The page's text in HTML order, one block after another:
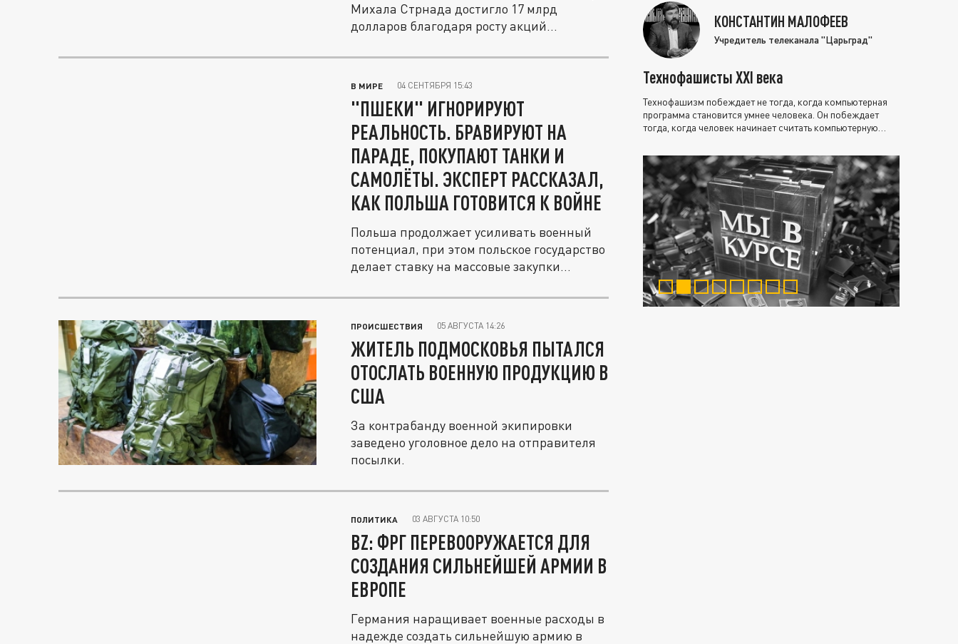
Михала Стрнада достигло 17 млрд
долларов благодаря росту акций...
В МИРЕ 04 СЕНТЯБРЯ 15:43
"ПШЕКИ" ИГНОРИРУЮТ
РЕАЛЬНОСТЬ. БРАВИРУЮТ НА
ПАРАДЕ, ПОКУПАЮТ ТАНКИ И
САМОЛЁТЫ. ЭКСПЕРТ РАССКАЗАЛ,
КАК ПОЛЬША ГОТОВИТСЯ К ВОЙНЕ
Польша продолжает усиливать военный
потенциал, при этом польское государство
делает ставку на массовые закупки...
ПРОИСШЕСТВИЯ 05 АВГУСТА 14:26
ЖИТЕЛЬ ПОДМОСКОВЬЯ ПЫТАЛСЯ
ОТОСЛАТЬ ВОЕННУЮ ПРОДУКЦИЮ В
США
За контрабанду военной экипировки
заведено уголовное дело на отправителя
посылки.
ПОЛИТИКА 03 АВГУСТА 10:50
BZ: ФРГ ПЕРЕВООРУЖАЕТСЯ ДЛЯ
СОЗДАНИЯ СИЛЬНЕЙШЕЙ АРМИИ В
ЕВРОПЕ
Германия наращивает военные расходы в
надежде создать сильнейшую армию в
КОНСТАНТИН МАЛОФЕЕВ
Учредитель телеканала "Царьград"
Технофашисты XXI века
Технофашизм побеждает не тогда, когда компьютерная
программа становится умнее человека. Он побеждает
тогда, когда человек начинает считать компьютерную